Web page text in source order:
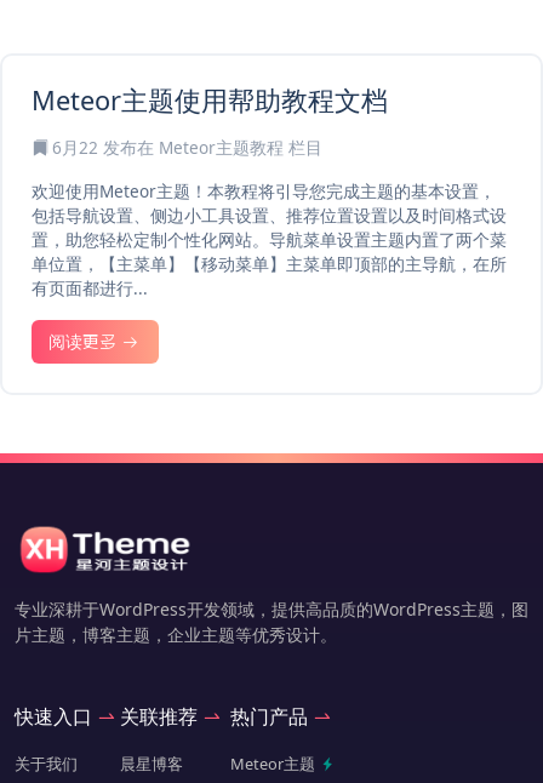
Meteor主题使用帮助教程文档
6月22 发布在 Meteor主题教程 栏目
欢迎使用Meteor主题！本教程将引导您完成主题的基本设置，
包括导航设置、侧边小工具设置、推荐位置设置以及时间格式设
置，助您轻松定制个性化网站。导航菜单设置主题内置了两个菜
单位置，【主菜单】【移动菜单】主菜单即顶部的主导航，在所
有页面都进行...
阅读更多
专业深耕于WordPress开发领域，提供高品质的WordPress主题，图
片主题，博客主题，企业主题等优秀设计。
快速入口
关于我们
关联推荐
晨星博客
热门产品
Meteor主题